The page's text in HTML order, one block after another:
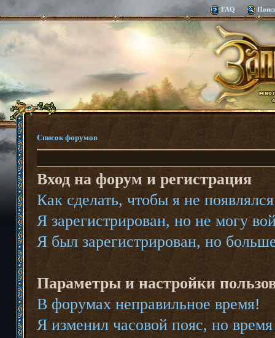
FAQ
Список форумов
Вход на форум и регистрация
Как сделать, чтобы я не
Я зарегистрирован, но не могу
Я был зарегистрирован, но
Параметры и настройки
В форумах неправильное время!
Я изменил часовой пояс, но